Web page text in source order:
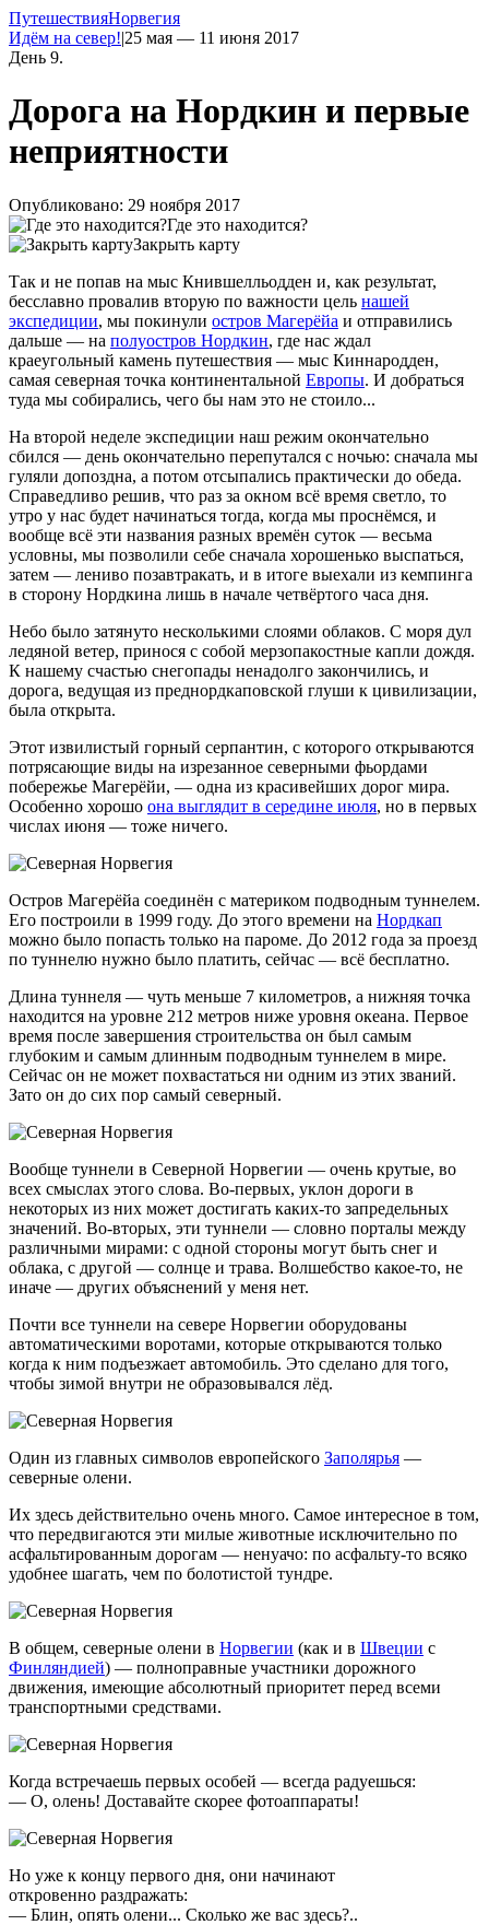
ПутешествияНорвегия
Идём на север!|25 мая — 11 июня 2017
День 9.
Дорога на Нордкин и первые
неприятности
Опубликовано: 29 ноября 2017
Где это находится?
Закрыть карту
Так и не попав на мыс Кнившелльодден и, как результат,
бесславно провалив вторую по важности цель нашей
экспедиции, мы покинули остров Магерёйа и отправились
дальше — на полуостров Нордкин, где нас ждал
краеугольный камень путешествия — мыс Киннародден,
самая северная точка континентальной Европы. И добраться
туда мы собирались, чего бы нам это не стоило...
На второй неделе экспедиции наш режим окончательно
сбился — день окончательно перепутался с ночью: сначала мы
гуляли допоздна, а потом отсыпались практически до обеда.
Справедливо решив, что раз за окном всё время светло, то
утро у нас будет начинаться тогда, когда мы проснёмся, и
вообще всё эти названия разных времён суток — весьма
условны, мы позволили себе сначала хорошенько выспаться,
затем — лениво позавтракать, и в итоге выехали из кемпинга
в сторону Нордкина лишь в начале четвёртого часа дня.
Небо было затянуто несколькими слоями облаков. С моря дул
ледяной ветер, принося с собой мерзопакостные капли дождя.
К нашему счастью снегопады ненадолго закончились, и
дорога, ведущая из преднордкаповской глуши к цивилизации,
была открыта.
Этот извилистый горный серпантин, с которого открываются
потрясающие виды на изрезанное северными фьордами
побережье Магерёйи, — одна из красивейших дорог мира.
Особенно хорошо она выглядит в середине июля, но в первых
числах июня — тоже ничего.
Остров Магерёйа соединён с материком подводным туннелем.
Его построили в 1999 году. До этого времени на Нордкап
можно было попасть только на пароме. До 2012 года за проезд
по туннелю нужно было платить, сейчас — всё бесплатно.
Длина туннеля — чуть меньше 7 километров, а нижняя точка
находится на уровне 212 метров ниже уровня океана. Первое
время после завершения строительства он был самым
глубоким и самым длинным подводным туннелем в мире.
Сейчас он не может похвастаться ни одним из этих званий.
Зато он до сих пор самый северный.
Вообще туннели в Северной Норвегии — очень крутые, во
всех смыслах этого слова. Во-первых, уклон дороги в
некоторых из них может достигать каких-то запредельных
значений. Во-вторых, эти туннели — словно порталы между
различными мирами: с одной стороны могут быть снег и
облака, с другой — солнце и трава. Волшебство какое-то, не
иначе — других объяснений у меня нет.
Почти все туннели на севере Норвегии оборудованы
автоматическими воротами, которые открываются только
когда к ним подъезжает автомобиль. Это сделано для того,
чтобы зимой внутри не образовывался лёд.
Один из главных символов европейского Заполярья —
северные олени.
Их здесь действительно очень много. Самое интересное в том,
что передвигаются эти милые животные исключительно по
асфальтированным дорогам — ненуачо: по асфальту-то всяко
удобнее шагать, чем по болотистой тундре.
В общем, северные олени в Норвегии (как и в Швеции с
Финляндией) — полноправные участники дорожного
движения, имеющие абсолютный приоритет перед всеми
транспортными средствами.
Когда встречаешь первых особей — всегда радуешься:
— О, олень! Доставайте скорее фотоаппараты!
Но уже к концу первого дня, они начинают
откровенно раздражать:
— Блин, опять олени... Сколько же вас здесь?..